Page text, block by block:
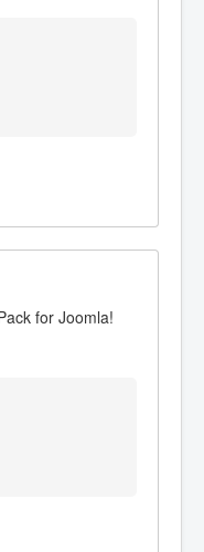
for Joomla!